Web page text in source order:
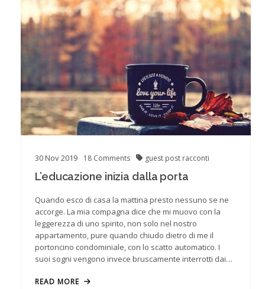
30Nov2019 18 Comments guest post racconti
L’educazione inizia dalla porta
Quando esco di casa la mattina presto nessuno se ne
accorge. La mia compagna dice che mi muovo con la
leggerezza di uno spirito, non solo nel nostro
appartamento, pure quando chiudo dietro di me il
portoncino condominiale, con lo scatto automatico. I
suoi sogni vengono invece bruscamente interrotti dai…
READ MORE